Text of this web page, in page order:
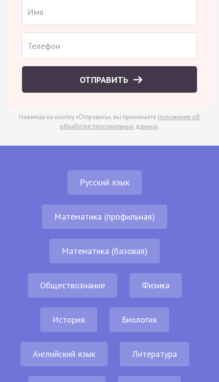
ОТПРАВИТЬ
Нажимая на кнопку «Отправить», вы принимаете положение об
обработке персональных данных.
Русский язык
Математика (профильная)
Математика (базовая)
Обществознание Физика
История Биология
Английский язык Литература